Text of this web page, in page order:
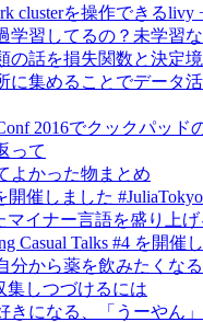
clusterを操作できるlivy
学習してるの？未学習
の話を損失関数と決定
に集めることでデータ
2016でクックパッ
って
よかった物まとめ
開催しました #JuliaTokyo
マイナー言語を盛り上げ
Casual Talks #4 を開催
分から薬を飲みたくな
集しつづけるには
きになる、「うーやん